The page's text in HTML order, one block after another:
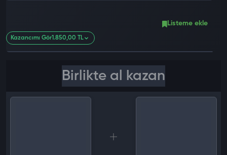
Listeme ekle
Kazancımı Gör1.850,00 TL
Birlikte al kazan